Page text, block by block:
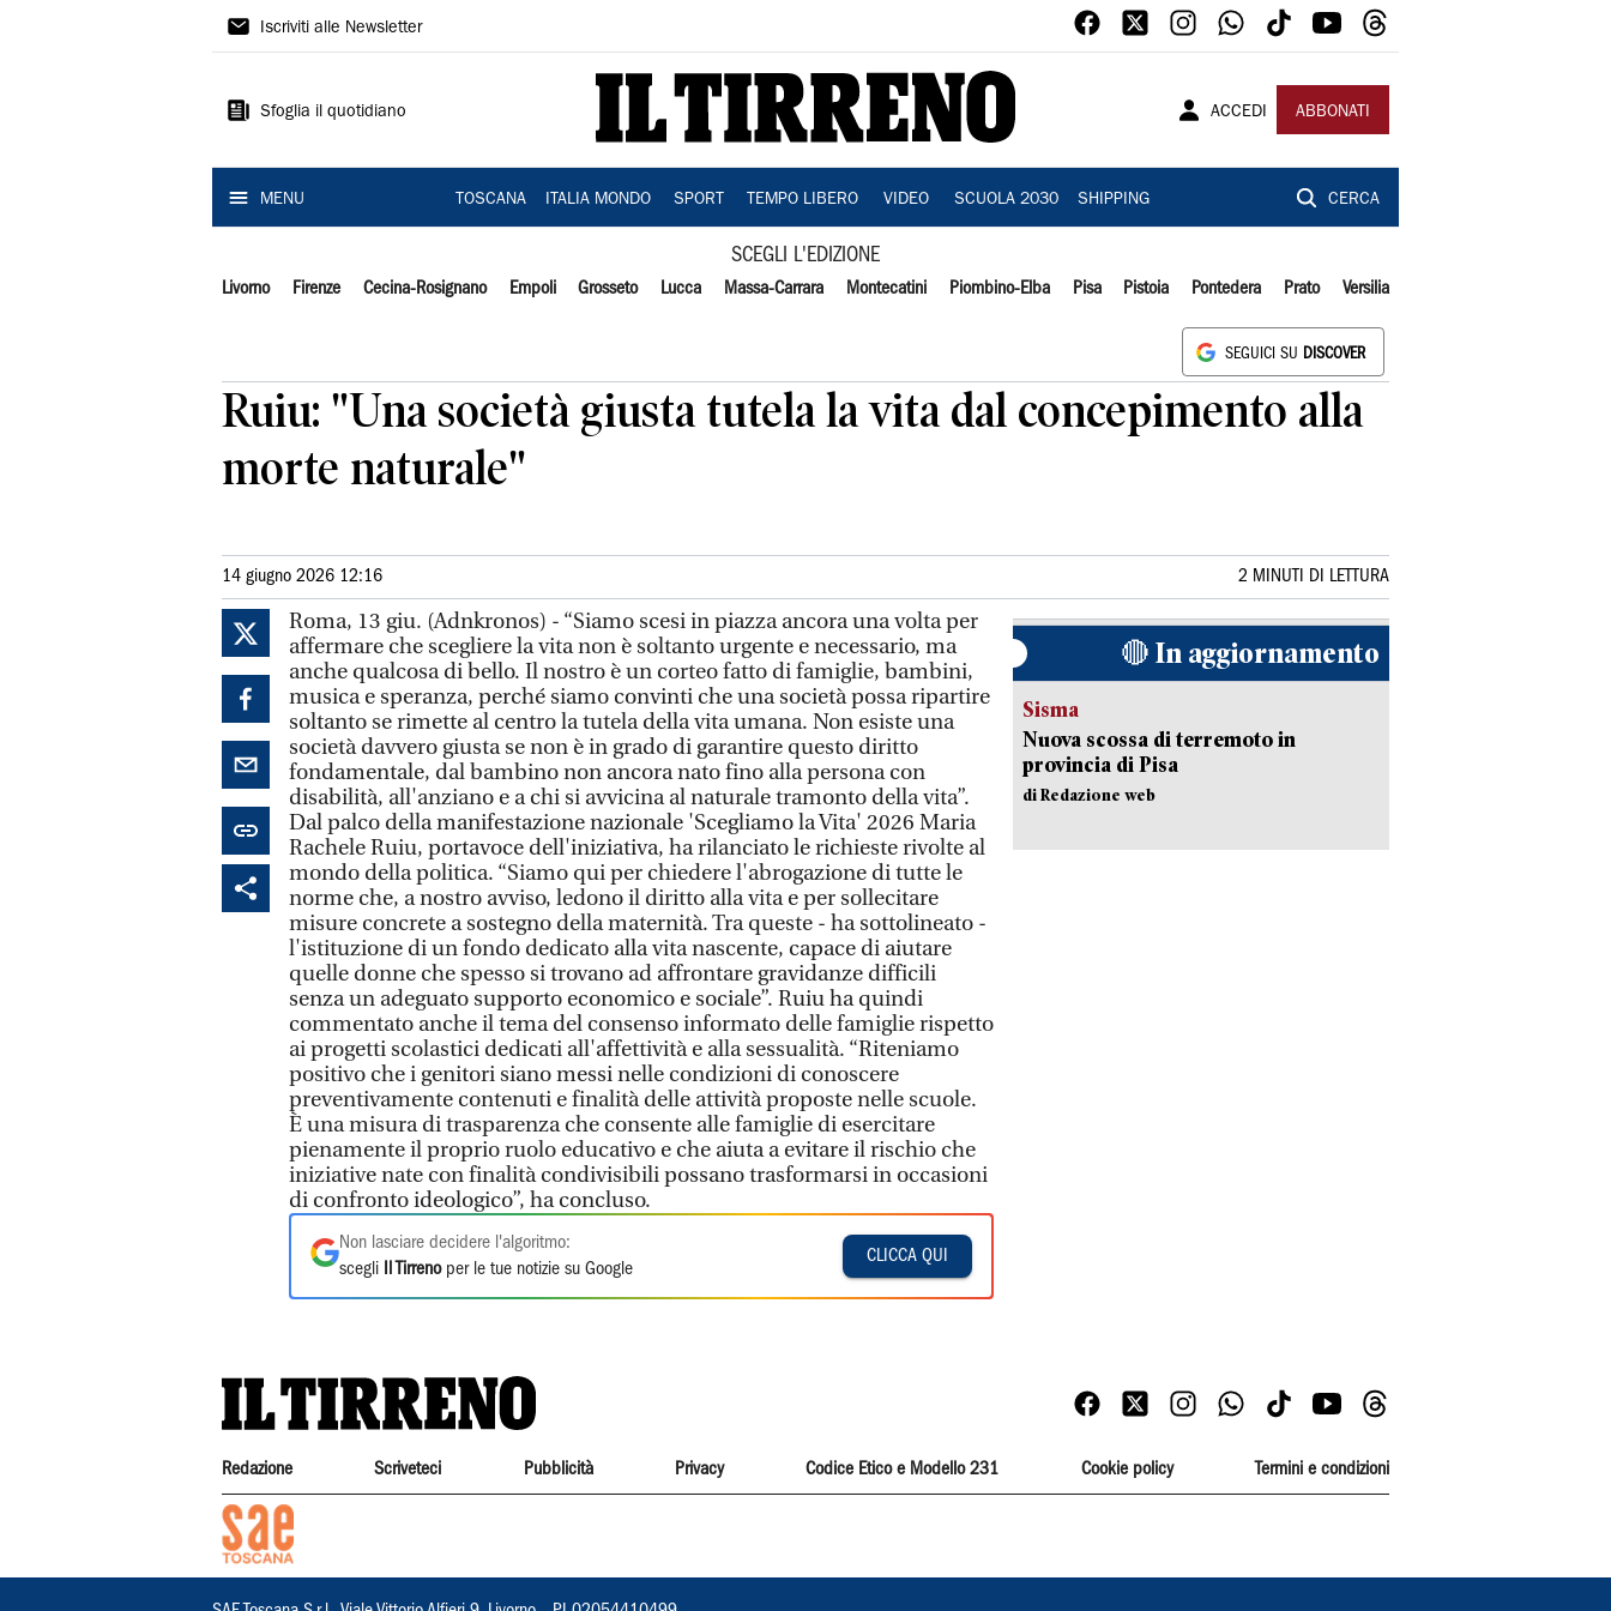
Il
Iscriviti alle Newsletter
Sfoglia il quotidiano ACCEDI ABBONATI
MENU TOSCANA ITALIA MONDO SPORT TEMPO LIBERO VIDEO SCUOLA 2030 SHIPPING CERCA
SCEGLI L'EDIZIONE
Livorno Firenze Cecina-Rosignano Empoli Grosseto Lucca Massa-Carrara Montecatini Piombino-Elba Pisa Pistoia Pontedera Prato Versilia
SEGUICI SU DISCOVER
Ruiu: "Una società giusta tutela la vita dal concepimento alla
morte naturale"
14 giugno 2026 12:16 2 MINUTI DI LETTURA
Roma, 13 giu. (Adnkronos) - “Siamo scesi in piazza ancora una volta per
affermare che scegliere la vita non è soltanto urgente e necessario, ma
anche qualcosa di bello. Il nostro è un corteo fatto di famiglie, bambini,
musica e speranza, perché siamo convinti che una società possa ripartire
soltanto se rimette al centro la tutela della vita umana. Non esiste una
società davvero giusta se non è in grado di garantire questo diritto
fondamentale, dal bambino non ancora nato fino alla persona con
disabilità, all'anziano e a chi si avvicina al naturale tramonto della vita”.
Dal palco della manifestazione nazionale 'Scegliamo la Vita' 2026 Maria
Rachele Ruiu, portavoce dell'iniziativa, ha rilanciato le richieste rivolte al
mondo della politica. “Siamo qui per chiedere l'abrogazione di tutte le
norme che, a nostro avviso, ledono il diritto alla vita e per sollecitare
misure concrete a sostegno della maternità. Tra queste - ha sottolineato -
l'istituzione di un fondo dedicato alla vita nascente, capace di aiutare
quelle donne che spesso si trovano ad affrontare gravidanze difficili
senza un adeguato supporto economico e sociale”. Ruiu ha quindi
commentato anche il tema del consenso informato delle famiglie rispetto
ai progetti scolastici dedicati all'affettività e alla sessualità. “Riteniamo
positivo che i genitori siano messi nelle condizioni di conoscere
preventivamente contenuti e finalità delle attività proposte nelle scuole.
È una misura di trasparenza che consente alle famiglie di esercitare
pienamente il proprio ruolo educativo e che aiuta a evitare il rischio che
iniziative nate con finalità condivisibili possano trasformarsi in occasioni
di confronto ideologico”, ha concluso.
Non lasciare decidere l'algoritmo:
scegli
Il Tirrenoper le tue notizie su Google
CLICCA QUI
🔴 In aggiornamento
Sisma
Nuova scossa di terremoto in
provincia di Pisa
di Redazione web
Redazione Scriveteci Pubblicità Privacy Codice Etico e Modello 231 Cookie policy Termini e condizioni